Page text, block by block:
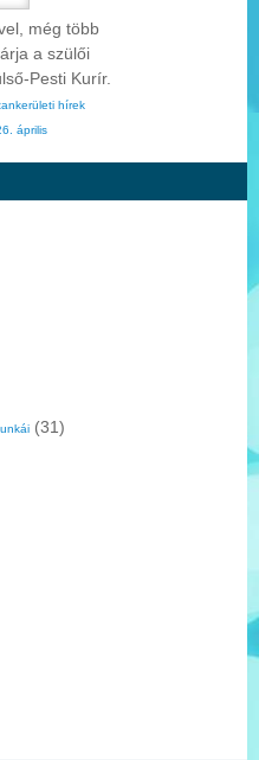
még több
a szülői
Pesti Kurír.
hírek
április
(31)